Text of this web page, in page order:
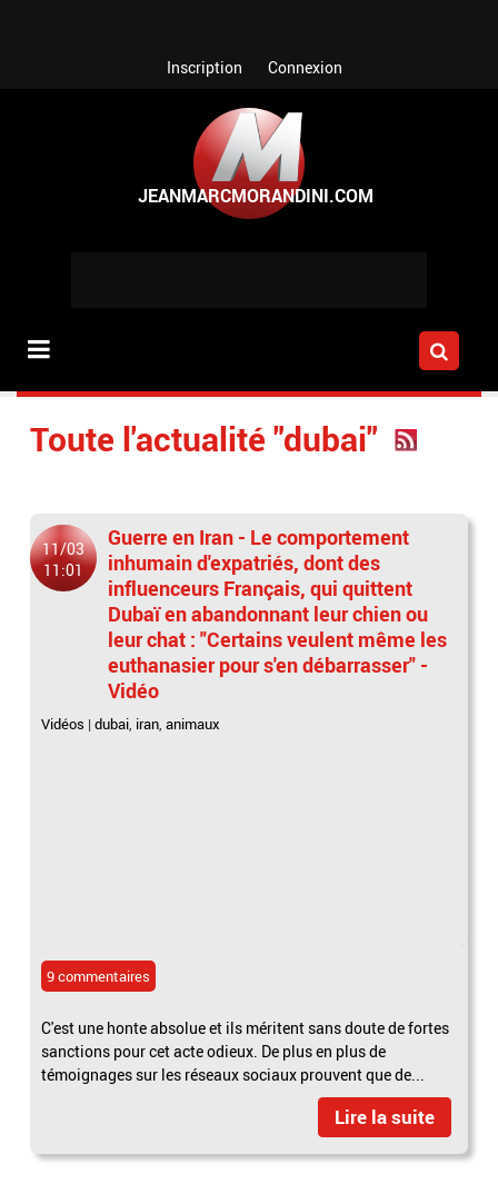
Inscription Connexion
Toute l'actualité "dubai"
11/03
11:01
Guerre en Iran - Le comportement
inhumain d'expatriés, dont des
influenceurs Français, qui quittent
Dubaï en abandonnant leur chien ou
leur chat : "Certains veulent même les
euthanasier pour s'en débarrasser" -
Vidéo
Vidéos |dubai, iran,animaux
9 commentaires
C'est une honte absolue et ils méritent sans doute de fortes
sanctions pour cet acte odieux. De plus en plus de
témoignages sur les réseaux sociaux prouvent que de...
Lire la suite